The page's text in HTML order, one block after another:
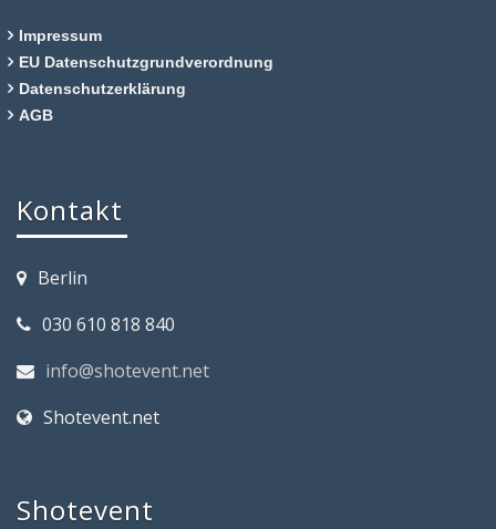
Impressum
EU Datenschutzgrundverordnung
Datenschutzerklärung
AGB
Kontakt
Berlin
030 610 818 840
info@shotevent.net
Shotevent.net
Shotevent